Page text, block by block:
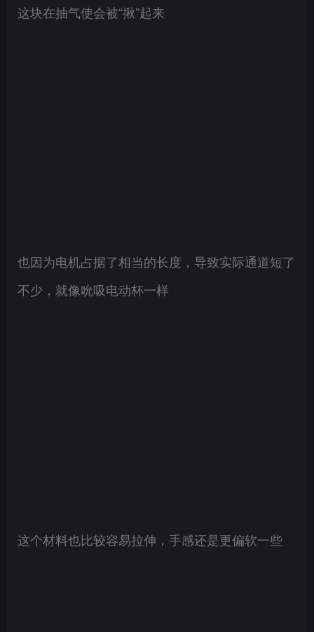
这块在抽气使会被“揪”起来
也因为电机占据了相当的长度，导致实际通道短了
不少，就像吮吸电动杯一样
这个材料也比较容易拉伸，手感还是更偏软一些